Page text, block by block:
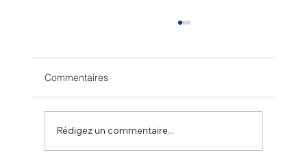
Commentaires
Rédigez un commentaire...